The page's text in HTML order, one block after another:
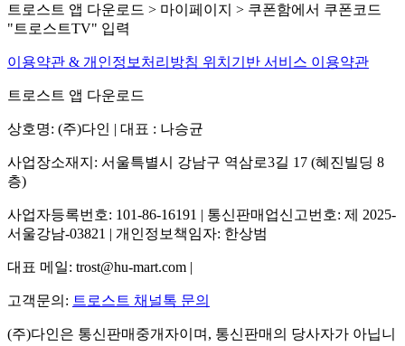
트로스트 앱 다운로드 > 마이페이지 > 쿠폰함에서 쿠폰코드
"트로스트TV" 입력
이용약관 & 개인정보처리방침 위치기반 서비스 이용약관
트로스트 앱 다운로드
상호명: (주)다인 | 대표 : 나승균
사업장소재지: 서울특별시 강남구 역삼로3길 17 (혜진빌딩 8
층)
사업자등록번호: 101-86-16191 | 통신판매업신고번호: 제 2025-
서울강남-03821 | 개인정보책임자: 한상범
대표 메일: trost@hu-mart.com |
고객문의: 트로스트 채널톡 문의
(주)다인은 통신판매중개자이며, 통신판매의 당사자가 아닙니